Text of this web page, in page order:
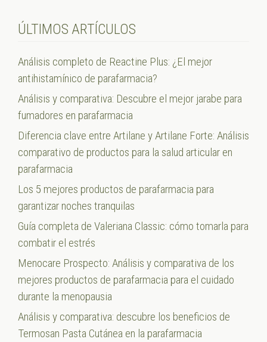
ÚLTIMOS ARTÍCULOS
Análisis completo de Reactine Plus: ¿El mejor
antihistamínico de parafarmacia?
Análisis y comparativa: Descubre el mejor jarabe para
fumadores en parafarmacia
Diferencia clave entre Artilane y Artilane Forte: Análisis
comparativo de productos para la salud articular en
parafarmacia
Los 5 mejores productos de parafarmacia para
garantizar noches tranquilas
Guía completa de Valeriana Classic: cómo tomarla para
combatir el estrés
Menocare Prospecto: Análisis y comparativa de los
mejores productos de parafarmacia para el cuidado
durante la menopausia
Análisis y comparativa: descubre los beneficios de
Termosan Pasta Cutánea en la parafarmacia